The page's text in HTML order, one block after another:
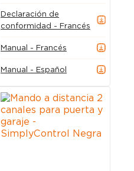
Declaración de
conformidad - Francés
Manual - Francés
Manual - Español